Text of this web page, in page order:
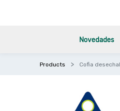
Novedades
Products Cofia